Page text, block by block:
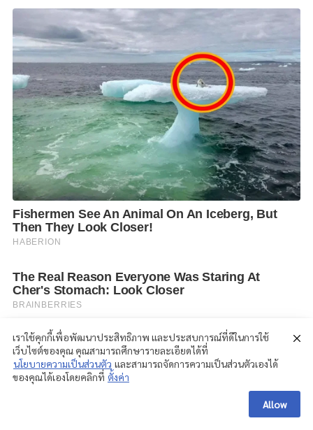
เราใช้คุกกี้เพื่อพัฒนาประสิทธิภาพ และประสบการณ์ที่ดีในการใช้
เว็บไซต์ของคุณ คุณสามารถศึกษารายละเอียดได้ที่
นโยบายความเป็นส่วนตัว และสามารถจัดการความเป็นส่วนตัวเองได้
ของคุณได้เองโดยคลิกที่ ตั้งค่า
Allow